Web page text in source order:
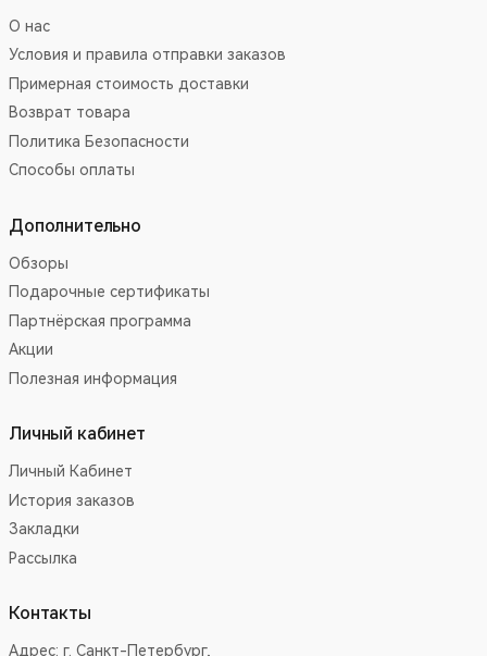
О нас
Условия и правила отправки заказов
Примерная стоимость доставки
Возврат товара
Политика Безопасности
Способы оплаты
Дополнительно
Обзоры
Подарочные сертификаты
Партнёрская программа
Акции
Полезная информация
Личный кабинет
Личный Кабинет
История заказов
Закладки
Рассылка
Контакты
Адрес: г. Санкт-Петербург,